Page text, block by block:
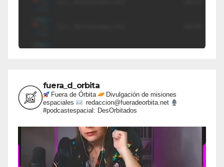
fuera_d_orbita
Fuera de Órbita
Divulgación de misiones
espaciales
redaccion@fueradeorbita.net
#podcastespacial: DesOrbitados